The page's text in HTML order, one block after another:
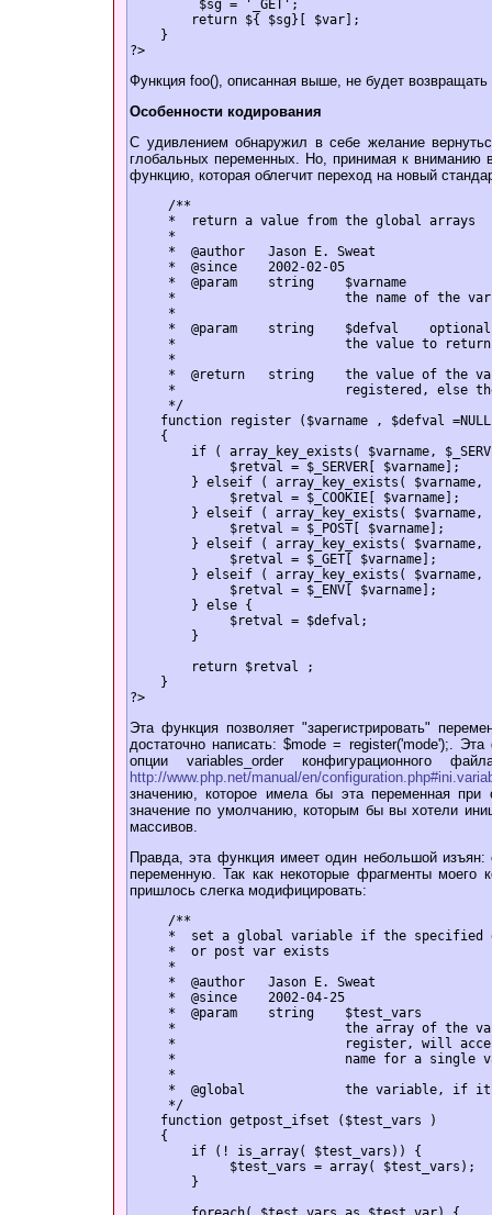
$sg = '_GET';
return ${ $sg}[ $var];
}
?>
Функция foo(), описанная выше, не будет
Особенности кодирования
С удивлением обнаружил в себе желание
глобальных переменных. Но, принимая к вниманию
функцию, которая облегчит переход на новый
/**
* return a value from the global arrays
*
* @author Jason E. Sweat
* @since 2002-02-05
* @param string $varname
* the name of the variable
*
* @param string $defval optional
* the value to return if
*
* @return string the value of the
* registered, else the
*/
function register ($varname , $defval
{
if ( array_key_exists( $varname,
$retval = $_SERVER[ $varname];
} elseif ( array_key_exists( $varname,
$retval = $_COOKIE[ $varname];
} elseif ( array_key_exists( $varname,
$retval = $_POST[ $varname];
} elseif ( array_key_exists( $varname,
$retval = $_GET[ $varname];
} elseif ( array_key_exists( $varname,
$retval = $_ENV[ $varname];
} else {
$retval = $defval;
}
return $retval ;
}
?>
Эта функция позволяет "зарегистрировать"
достаточно написать: $mode = register('mode');.
опции variables_order конфигурационного
http://www.php.net/manual/en/
значению, которое имела бы эта переменная при
значение по умолчанию, которым бы вы хотели
массивов.
Правда, эта функция имеет один небольшой изъян:
переменную. Так как некоторые фрагменты
пришлось слегка модифицировать:
/**
* set a global variable if the specified
* or post var exists
*
* @author Jason E. Sweat
* @since 2002-04-25
* @param string $test_vars
* the array of the vars
* register, will accept a
* name for a single var
*
* @global the variable, if it
*/
function getpost_ifset ($test_vars )
{
if (! is_array( $test_vars)) {
$test_vars = array( $test_vars);
}